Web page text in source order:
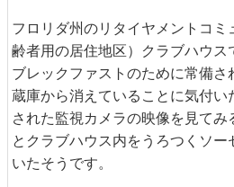
フロリダ州のリタイヤメントコ
齢者用の居住地区）クラブハウス
ブレックファストのために常備
蔵庫から消えていることに気付い
された監視カメラの映像を見てみ
とクラブハウス内をうろつくソ
いたそうです。